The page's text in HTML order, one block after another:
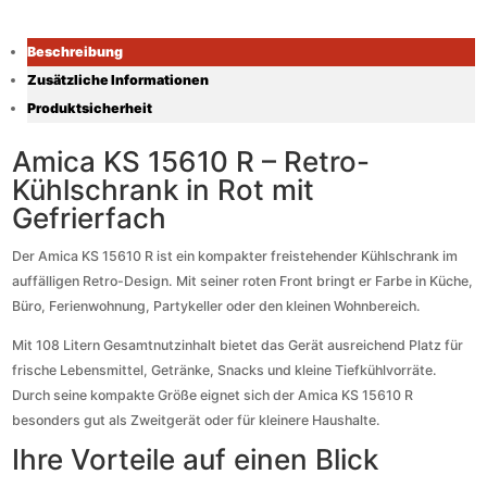
Beschreibung
Zusätzliche Informationen
Produktsicherheit
Amica KS 15610 R – Retro-
Kühlschrank in Rot mit
Gefrierfach
Der Amica KS 15610 R ist ein kompakter freistehender Kühlschrank im
auffälligen Retro-Design. Mit seiner roten Front bringt er Farbe in Küche,
Büro, Ferienwohnung, Partykeller oder den kleinen Wohnbereich.
Mit 108 Litern Gesamtnutzinhalt bietet das Gerät ausreichend Platz für
frische Lebensmittel, Getränke, Snacks und kleine Tiefkühlvorräte.
Durch seine kompakte Größe eignet sich der Amica KS 15610 R
besonders gut als Zweitgerät oder für kleinere Haushalte.
Ihre Vorteile auf einen Blick